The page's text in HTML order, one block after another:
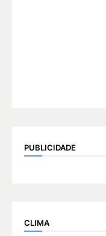
PUBLICIDADE
CLIMA